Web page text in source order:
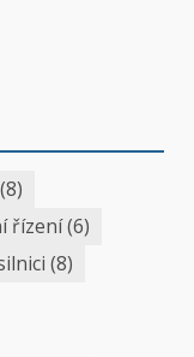
(8)
řízení(6)
(8)